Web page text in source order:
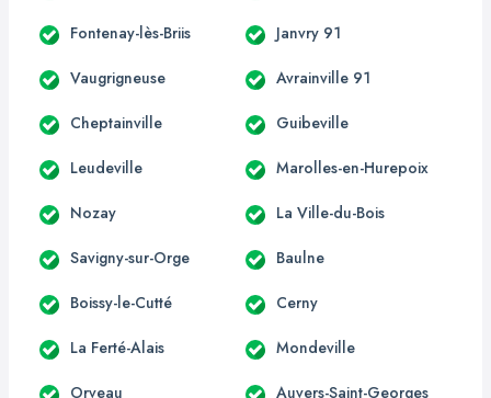
Fontenay-lès-Briis Janvry 91
Vaugrigneuse Avrainville 91
Cheptainville Guibeville
Leudeville Marolles-en-Hurepoix
Nozay La Ville-du-Bois
Savigny-sur-Orge Baulne
Boissy-le-Cutté Cerny
La Ferté-Alais Mondeville
Orveau Auvers-Saint-Georges